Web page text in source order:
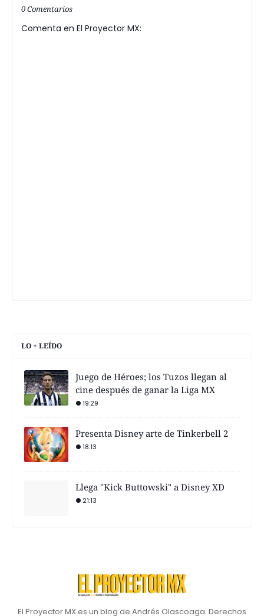
0 Comentarios
Comenta en El Proyector MX:
LO + LEÍDO
Juego de Héroes; los Tuzos llegan al
cine después de ganar la Liga MX
19:29
Presenta Disney arte de Tinkerbell 2
18:13
Llega "Kick Buttowski" a Disney XD
21:13
El Proyector MX es un blog de Andrés Olascoaga. Derechos